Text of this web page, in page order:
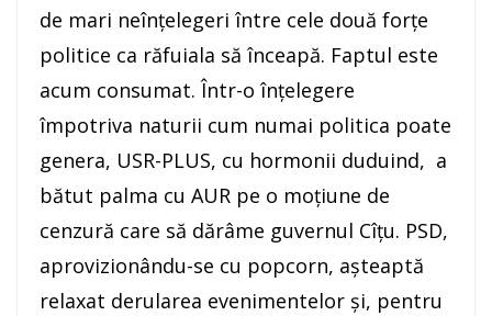
de mari neînțelegeri între cele două forțe
politice ca răfuiala să înceapă. Faptul este
acum consumat. Într-o înțelegere
împotriva naturii cum numai politica poate
genera, USR-PLUS, cu hormonii duduind, a
bătut palma cu AUR pe o moțiune de
cenzură care să dărâme guvernul Cîțu. PSD,
aprovizionându-se cu popcorn, așteaptă
relaxat derularea evenimentelor și, pentru